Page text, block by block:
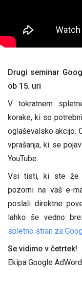
Drugi seminar
ob 15. uri
V tokratnem
korake, ki so
oglaševalsko akcijo.
vprašanja, ki se
YouTube.
Vsi tisti, ki ste že
pozorni na vaš e-
poslali direktne
lahko še vedno
spletno stran za
Se vidimo v četrtek!
Ekipa Google